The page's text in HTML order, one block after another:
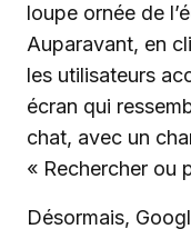
loupe ornée de
Auparavant, en
les utilisateurs
écran qui
chat, avec un
« Rechercher ou
Désormais,